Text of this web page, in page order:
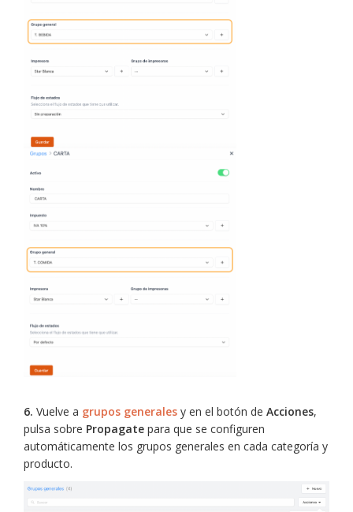
6. Vuelve a grupos generales y en el botón de Acciones,
pulsa sobre Propagate para que se configuren
automáticamente los grupos generales en cada categoría y
producto.